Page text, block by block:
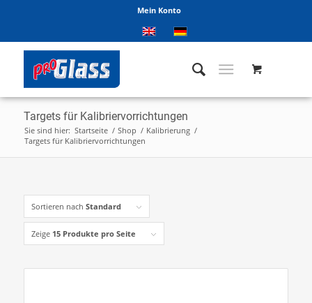
Mein Konto
Targets für Kalibriervorrichtungen
Sie sind hier: Startseite / Shop / Kalibrierung /
Targets für Kalibriervorrichtungen
Sortieren nach Standard
Zeige 15 Produkte pro Seite